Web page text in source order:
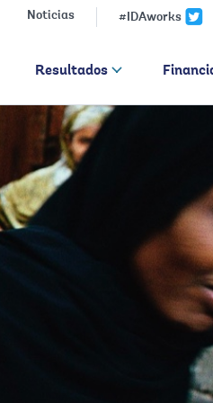
Noticias #IDAworks
Resultados